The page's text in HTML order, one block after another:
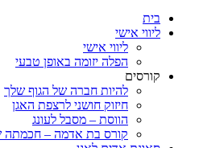
בית
ליווי אישי
ליווי אישי
הפלה יזומה באופן טבעי
קורסים
להיות חברה של הגוף שלך
חיזוק חושני לרצפת האגן
הווסת – מסבל לעונג
קורס בת אדמה – חכמתה